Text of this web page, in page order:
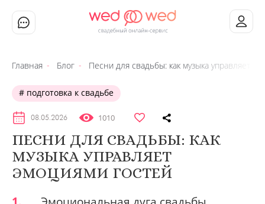
Главная Блог Песни для свадьбы: как музыка управляет
подготовка к свадьбе
08.05.2026 1010
ПЕСНИ ДЛЯ СВАДЬБЫ: КАК
МУЗЫКА УПРАВЛЯЕТ
ЭМОЦИЯМИ ГОСТЕЙ